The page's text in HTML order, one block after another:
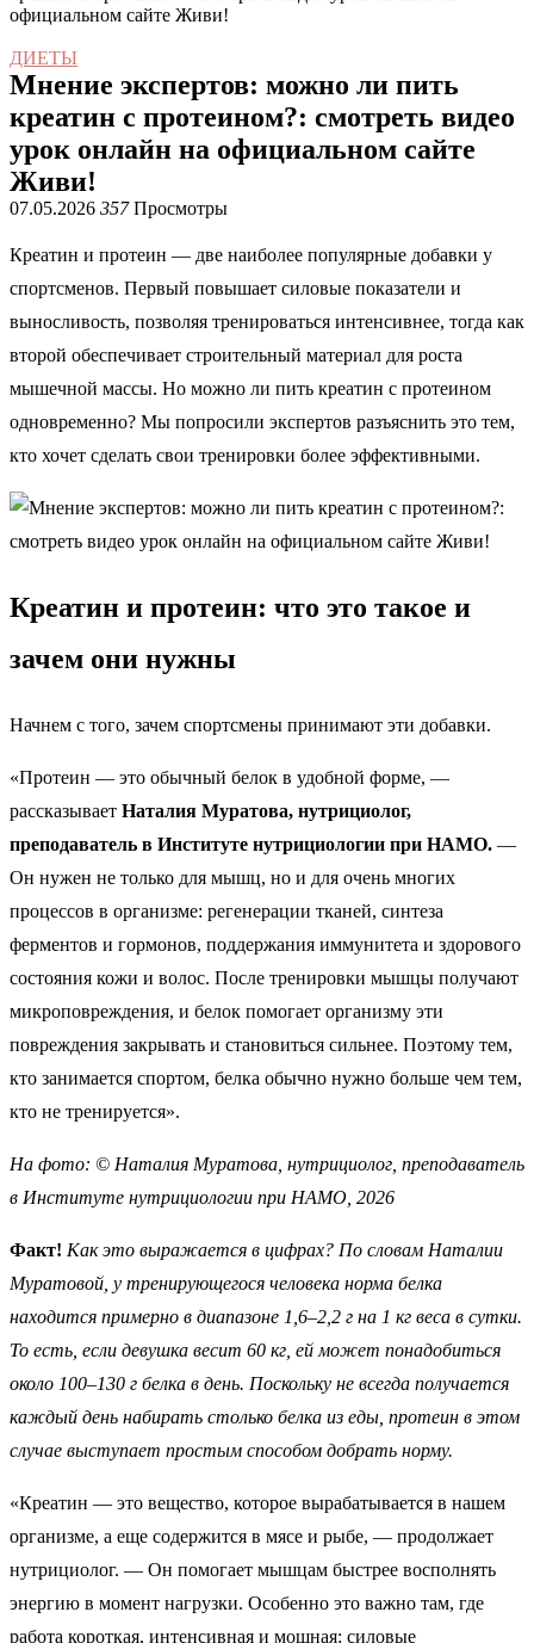
официальном сайте Живи!
ДИЕТЫ
Мнение экспертов: можно ли пить
креатин с протеином?: смотреть видео
урок онлайн на официальном сайте
Живи!
07.05.2026 357Просмотры
Креатин и протеин — две наиболее популярные добавки у
спортсменов. Первый повышает силовые показатели и
выносливость, позволяя тренироваться интенсивнее, тогда как
второй обеспечивает строительный материал для роста
мышечной массы. Но можно ли пить креатин с протеином
одновременно? Мы попросили экспертов разъяснить это тем,
кто хочет сделать свои тренировки более эффективными.
Креатин и протеин: что это такое и
зачем они нужны
Начнем с того, зачем спортсмены принимают эти добавки.
«Протеин — это обычный белок в удобной форме, —
рассказывает Наталия Муратова, нутрициолог,
преподаватель в Институте нутрициологии при НАМО. —
Он нужен не только для мышц, но и для очень многих
процессов в организме: регенерации тканей, синтеза
ферментов и гормонов, поддержания иммунитета и здорового
состояния кожи и волос. После тренировки мышцы получают
микроповреждения, и белок помогает организму эти
повреждения закрывать и становиться сильнее. Поэтому тем,
кто занимается спортом, белка обычно нужно больше чем тем,
кто не тренируется».
На фото: © Наталия Муратова, нутрициолог, преподаватель
в Институте нутрициологии при НАМО, 2026
Факт! Как это выражается в цифрах? По словам Наталии
Муратовой, у тренирующегося человека норма белка
находится примерно в диапазоне 1,6–2,2 г на 1 кг веса в сутки.
То есть, если девушка весит 60 кг, ей может понадобиться
около 100–130 г белка в день. Поскольку не всегда получается
каждый день набирать столько белка из еды, протеин в этом
случае выступает простым способом добрать норму.
«Креатин — это вещество, которое вырабатывается в нашем
организме, а еще содержится в мясе и рыбе, — продолжает
нутрициолог. — Он помогает мышцам быстрее восполнять
энергию в момент нагрузки. Особенно это важно там, где
работа короткая, интенсивная и мощная: силовые